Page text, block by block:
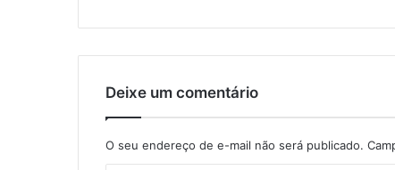
Deixe um comentário
O seu endereço de e-mail não será publicado.